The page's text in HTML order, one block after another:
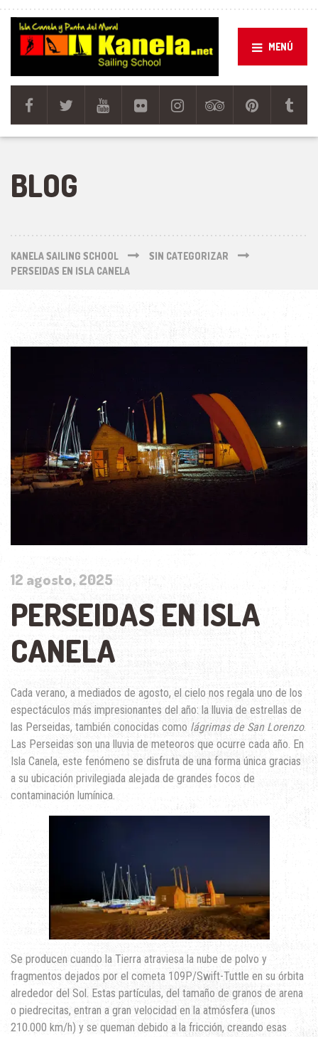
MENÚ
BLOG
KANELA SAILING SCHOOL
SIN CATEGORIZAR
PERSEIDAS EN ISLA CANELA
12 agosto, 2025
PERSEIDAS EN ISLA
CANELA
Cada verano, a mediados de agosto, el cielo nos regala uno de los
espectáculos más impresionantes del año: la lluvia de estrellas de
las Perseidas, también conocidas como lágrimas de San Lorenzo.
Las Perseidas son una lluvia de meteoros que ocurre cada año. En
Isla Canela, este fenómeno se disfruta de una forma única gracias
a su ubicación privilegiada alejada de grandes focos de
contaminación lumínica.
Se producen cuando la Tierra atraviesa la nube de polvo y
fragmentos dejados por el cometa 109P/Swift-Tuttle en su órbita
alrededor del Sol. Estas partículas, del tamaño de granos de arena
o piedrecitas, entran a gran velocidad en la atmósfera (unos
210.000 km/h) y se queman debido a la fricción, creando esas